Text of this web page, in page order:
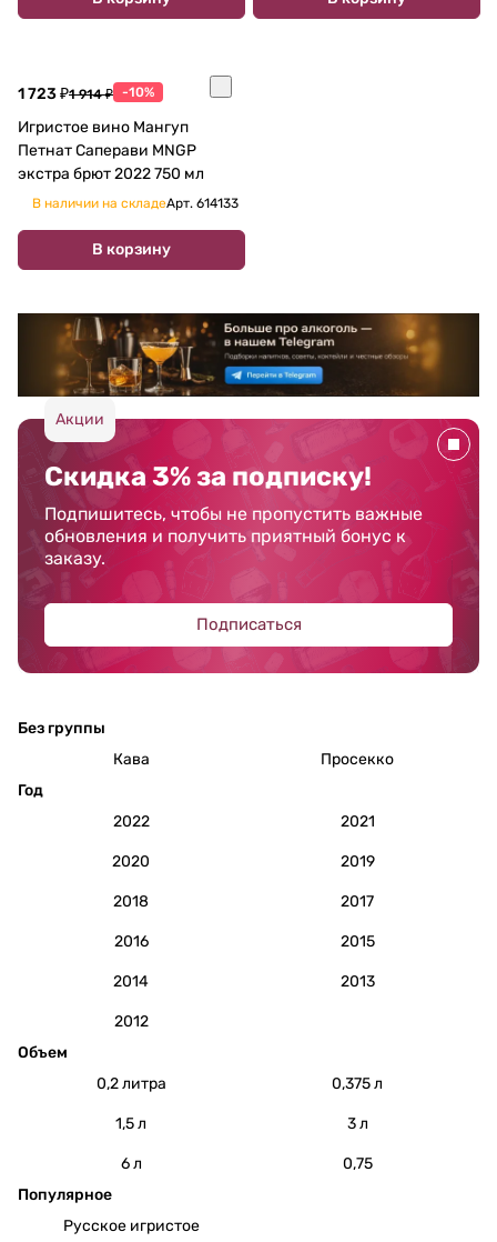
1 723 ₽1 914 ₽ -10%
Игристое вино Мангуп
Петнат Саперави MNGP
экстра брют 2022 750 мл
В наличии на складеАрт. 614133
В корзину
Акции
Скидка 3% за подписку!
Подпишитесь, чтобы не пропустить важные
обновления и получить приятный бонус к
заказу.
Подписаться
Без группы
Кава
Просекко
Год
2022
2021
2020 2019
2018 2017
2016 2015
2014 2013
2012
Объем
0,2 литра
0,375 л
1,5 л 3 л
6 л
0,75
Популярное
Русское игристое